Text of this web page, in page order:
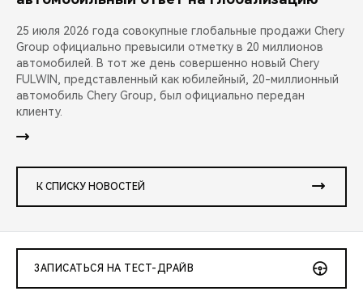
25 июля 2026 года совокупные глобальные продажи Chery
Group официально превысили отметку в 20 миллионов
автомобилей. В тот же день совершенно новый Chery
FULWIN, представленный как юбилейный, 20-миллионный
автомобиль Chery Group, был официально передан
клиенту.
К СПИСКУ НОВОСТЕЙ
ЗАПИСАТЬСЯ НА ТЕСТ-ДРАЙВ